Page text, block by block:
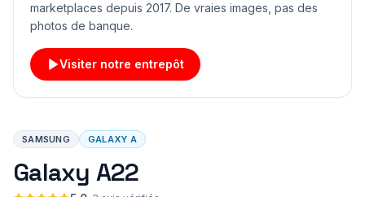
marketplaces depuis 2017. De vraies images, pas des
photos de banque.
Visiter notre entrepôt
SAMSUNG GALAXY A
Galaxy A22